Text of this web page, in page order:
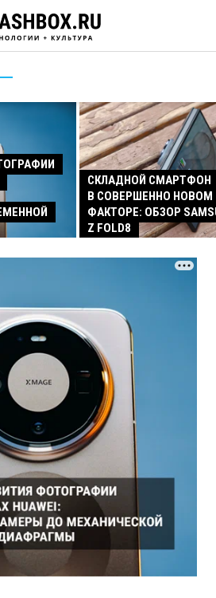
СКЛАДНОЙ СМАРТФОН
В СОВЕРШЕННО
ФАКТОРЕ: ОБЗОР
Z FOLD8